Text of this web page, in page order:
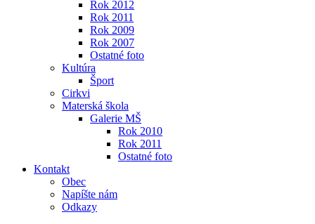
Rok 2012
Rok 2011
Rok 2009
Rok 2007
Ostatné foto
Kultúra
Šport
Cirkvi
Materská škola
Galerie MŠ
Rok 2010
Rok 2011
Ostatné foto
Kontakt
Obec
Napíšte nám
Odkazy